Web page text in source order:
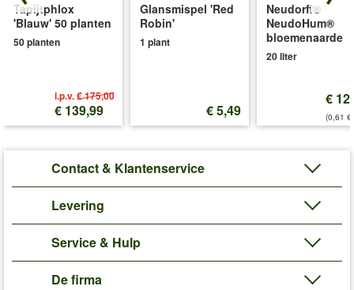
Tapijtphlox
'Blauw' 50 planten
50 planten
i.p.v.€ 175,00
€ 139,99
Glansmispel 'Red
Robin'
1 plant
€ 5,49
Neudorff®
NeudoHum®
bloemenaarde
20 liter
€
(0,61
Contact & Klantenservice
Levering
Service & Hulp
De firma